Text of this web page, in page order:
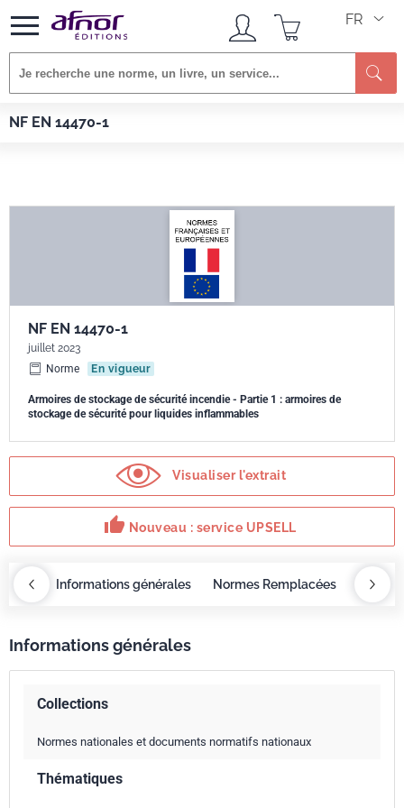
FR
NF EN 14470-1
Afnor EDITIONS Normes
NF EN 14470-1
juillet 2023
Norme
En vigueur
Armoires de stockage de sécurité incendie - Partie 1 : armoires de
stockage de sécurité pour liquides inflammables
Visualiser l'extrait
thumb_up Nouveau : service UPSELL
Informations générales Normes Remplacées
Informations générales
Collections
Normes nationales et documents normatifs nationaux
Thématiques